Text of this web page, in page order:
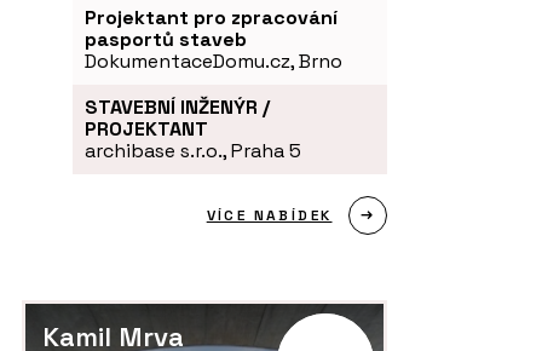
Projektant pro zpracování
pasportů staveb
DokumentaceDomu.cz, Brno
STAVEBNÍ INŽENÝR /
PROJEKTANT
archibase s.r.o., Praha 5
VÍCE NABÍDEK
Kamil Mrva